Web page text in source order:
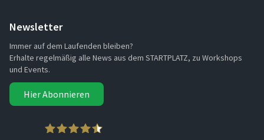
Newsletter
Immer auf dem Laufenden bleiben?
Erhalte regelmäßig alle News aus dem STARTPLATZ, zu Workshops
und Events.
Hier Abonnieren